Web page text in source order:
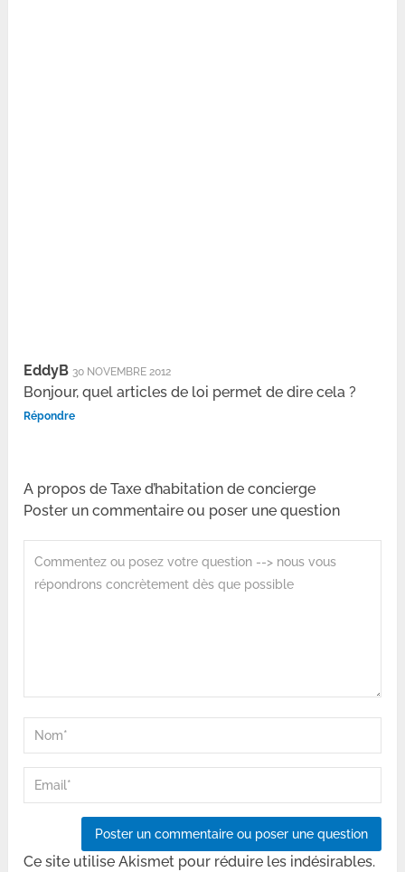
EddyB 30 NOVEMBRE 2012
Bonjour, quel articles de loi permet de dire cela ?
Répondre
A propos de Taxe d’habitation de concierge
Poster un commentaire ou poser une question
Ce site utilise Akismet pour réduire les indésirables.